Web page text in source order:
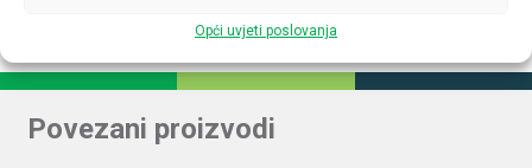
Opći uvjeti poslovanja
Povezani proizvodi